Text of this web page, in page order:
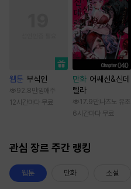
웹툰 부식인
92.8만 임애주
12시간마다 무료
만화 어쌔신&신데
렐라
17.9만 나츠노 유조
6시간마다 무료
관심 장르 주간 랭킹
웹툰 만화 소설